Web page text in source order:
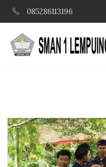
085286113196